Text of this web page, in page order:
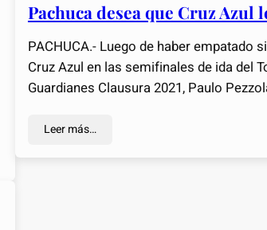
Pachuca desea que Cruz Azul
PACHUCA.- Luego de haber empatado
Cruz Azul en las semifinales de ida del
Guardianes Clausura 2021, Paulo
Leer más…